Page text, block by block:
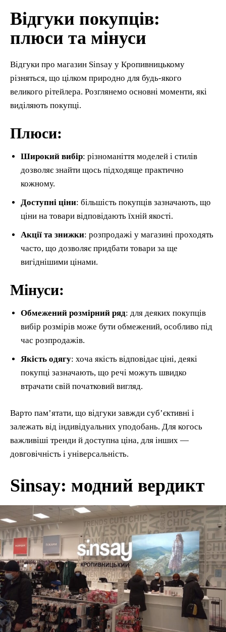
Відгуки покупців:
плюси та мінуси
Відгуки про магазин Sinsay у Кропивницькому
різняться, що цілком природно для будь-якого
великого рітейлера. Розглянемо основні моменти, які
виділяють покупці.
Плюси:
Широкий вибір: різноманіття моделей і стилів
дозволяє знайти щось підходяще практично
кожному.
Доступні ціни: більшість покупців зазначають, що
ціни на товари відповідають їхній якості.
Акції та знижки: розпродажі у магазині проходять
часто, що дозволяє придбати товари за ще
вигіднішими цінами.
Мінуси:
Обмежений розмірний ряд: для деяких покупців
вибір розмірів може бути обмежений, особливо під
час розпродажів.
Якість одягу: хоча якість відповідає ціні, деякі
покупці зазначають, що речі можуть швидко
втрачати свій початковий вигляд.
Варто пам’ятати, що відгуки завжди суб’єктивні і
залежать від індивідуальних уподобань. Для когось
важливіші тренди й доступна ціна, для інших —
довговічність і універсальність.
Sinsay: модний вердикт